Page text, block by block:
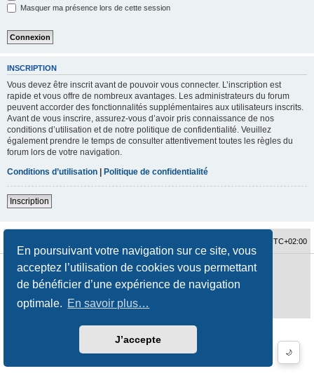
En poursuivant votre navigation sur ce site, vous
acceptez l’utilisation de cookies vous permettant
de bénéficier d’une expérience de navigation
optimale. En savoir plus…
J’accepte
🌙
Masquer ma présence lors de cette session
INSCRIPTION
Vous devez être inscrit avant de pouvoir vous connecter. L’inscription est
rapide et vous offre de nombreux avantages. Les administrateurs du forum
peuvent accorder des fonctionnalités supplémentaires aux utilisateurs inscrits.
Avant de vous inscrire, assurez-vous d’avoir pris connaissance de nos
conditions d’utilisation et de notre politique de confidentialité. Veuillez
également prendre le temps de consulter attentivement toutes les règles du
forum lors de votre navigation.
Conditions d’utilisation | Politique de confidentialité
Inscription
UTC+02:00
Développé parphpBB ® Forum Software © phpBB Limited
Traduction française officielle
Qiaeru
jeremiemeunier
Fred Rimbert
Confidentialité